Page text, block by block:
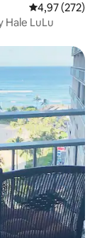
Classificação
4,97 (272)
Hale LuLu